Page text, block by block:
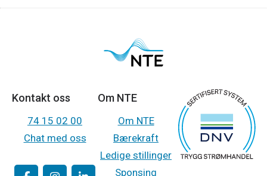
Kontakt oss
74 15 02 00
Chat med oss
Om NTE
Om NTE
Bærekraft
Ledige stillinger
Sponsing